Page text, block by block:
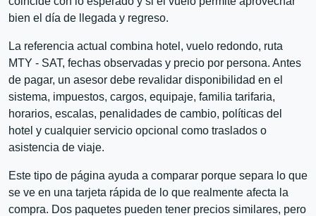
bien el día de llegada y regreso.
La referencia actual combina hotel, vuelo redondo, ruta
MTY - SAT, fechas observadas y precio por persona. Antes
de pagar, un asesor debe revalidar disponibilidad en el
sistema, impuestos, cargos, equipaje, familia tarifaria,
horarios, escalas, penalidades de cambio, políticas del
hotel y cualquier servicio opcional como traslados o
asistencia de viaje.
Este tipo de página ayuda a comparar porque separa lo que
se ve en una tarjeta rápida de lo que realmente afecta la
compra. Dos paquetes pueden tener precios similares, pero